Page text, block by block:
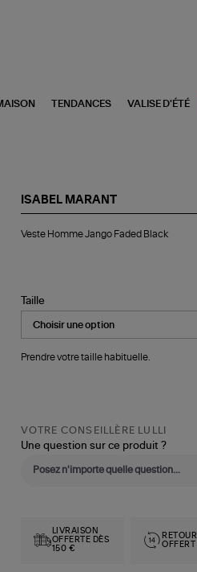
TENDANCES VALISE D'ÉTÉ
ISABEL MARANT
Homme
Veste Homme Jango Faded Black
Taille
Prendre votre taille habituelle.
VOTRE CONSEILLÈRE LULLI
Une question sur ce produit ?
LIVRAISON
OFFERTE DÈS
150 €
RETOUR
OFFERT